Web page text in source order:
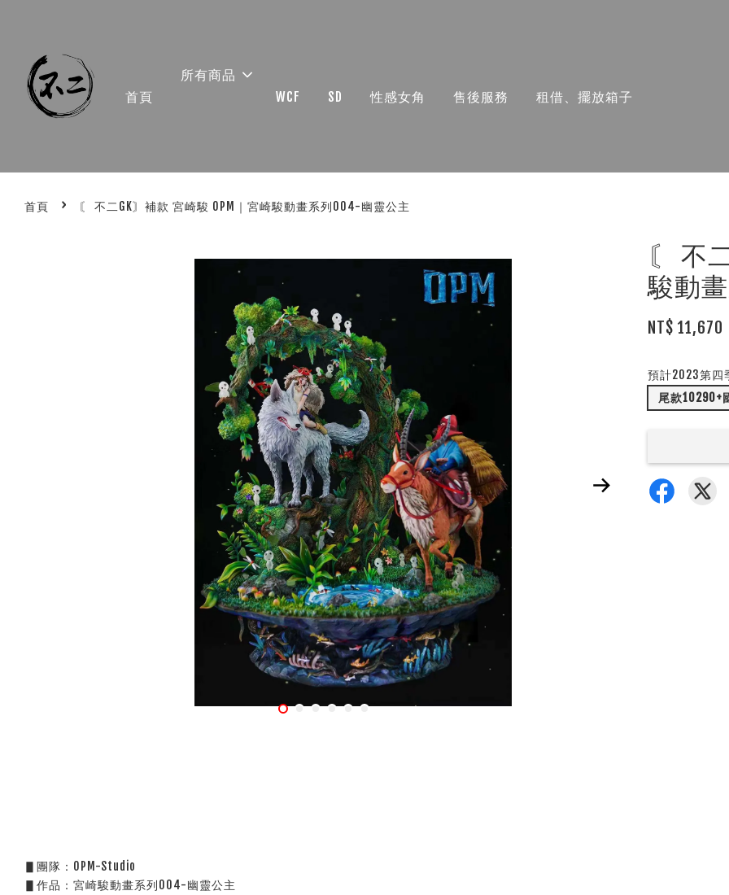
首頁
所有商品
WCF
SD 性感女角 售後服務 租借、擺放箱子
首頁 › 〘 不二GK〙補款 宮崎駿 OPM｜宮崎駿動畫系列004-幽靈公主
〘 不
駿動
NT$ 11,670
預計2023第四
尾款10290+
▋團隊：OPM-Studio
▋作品：宮崎駿動畫系列004-幽靈公主